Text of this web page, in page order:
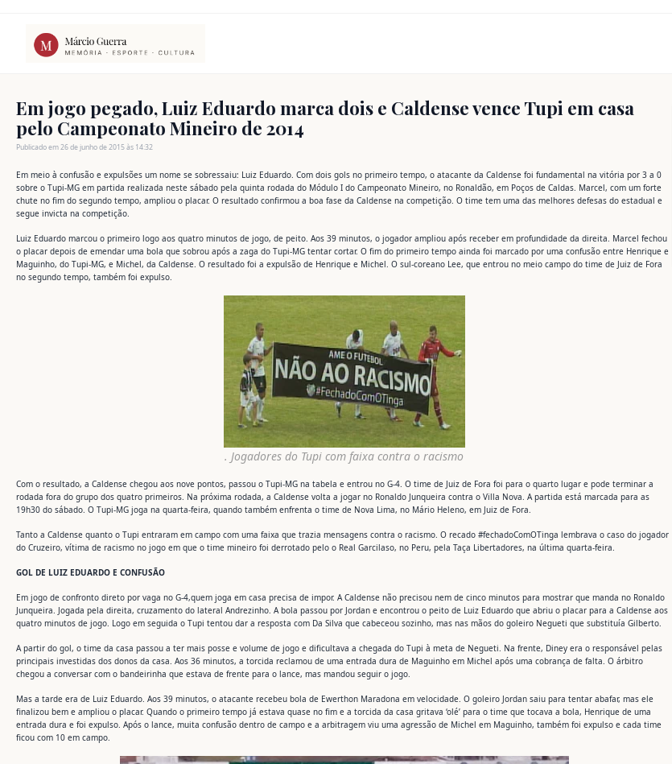
conteúdo
Em jogo pegado, Luiz Eduardo marca dois e Caldense vence Tupi em casa
pelo Campeonato Mineiro de 2014
Publicado em 26 de junho de 2015 às 14:32
Em meio à confusão e expulsões um nome se sobressaiu: Luiz Eduardo. Com dois gols no primeiro tempo, o atacante da Caldense foi fundamental na vitória por 3 a 0
sobre o Tupi-MG em partida realizada neste sábado pela quinta rodada do Módulo I do Campeonato Mineiro, no Ronaldão, em Poços de Caldas. Marcel, com um forte
chute no fim do segundo tempo, ampliou o placar. O resultado confirmou a boa fase da Caldense na competição. O time tem uma das melhores defesas do estadual e
segue invicta na competição.
Luiz Eduardo marcou o primeiro logo aos quatro minutos de jogo, de peito. Aos 39 minutos, o jogador ampliou após receber em profundidade da direita. Marcel fechou
o placar depois de emendar uma bola que sobrou após a zaga do Tupi-MG tentar cortar. O fim do primeiro tempo ainda foi marcado por uma confusão entre Henrique e
Maguinho, do Tupi-MG, e Michel, da Caldense. O resultado foi a expulsão de Henrique e Michel. O sul-coreano Lee, que entrou no meio campo do time de Juiz de Fora
no segundo tempo, também foi expulso.
. Jogadores do Tupi com faixa contra o racismo
Com o resultado, a Caldense chegou aos nove pontos, passou o Tupi-MG na tabela e entrou no G-4. O time de Juiz de Fora foi para o quarto lugar e pode terminar a
rodada fora do grupo dos quatro primeiros. Na próxima rodada, a Caldense volta a jogar no Ronaldo Junqueira contra o Villa Nova. A partida está marcada para as
19h30 do sábado. O Tupi-MG joga na quarta-feira, quando também enfrenta o time de Nova Lima, no Mário Heleno, em Juiz de Fora.
Tanto a Caldense quanto o Tupi entraram em campo com uma faixa que trazia mensagens contra o racismo. O recado #fechadoComOTinga lembrava o caso do jogador
do Cruzeiro, vítima de racismo no jogo em que o time mineiro foi derrotado pelo o Real Garcilaso, no Peru, pela Taça Libertadores, na última quarta-feira.
GOL DE LUIZ EDUARDO E CONFUSÃO
Em jogo de confronto direto por vaga no G-4,quem joga em casa precisa de impor. A Caldense não precisou nem de cinco minutos para mostrar que manda no Ronaldo
Junqueira. Jogada pela direita, cruzamento do lateral Andrezinho. A bola passou por Jordan e encontrou o peito de Luiz Eduardo que abriu o placar para a Caldense aos
quatro minutos de jogo. Logo em seguida o Tupi tentou dar a resposta com Da Silva que cabeceou sozinho, mas nas mãos do goleiro Negueti que substituía Gilberto.
A partir do gol, o time da casa passou a ter mais posse e volume de jogo e dificultava a chegada do Tupi à meta de Negueti. Na frente, Diney era o responsável pelas
principais investidas dos donos da casa. Aos 36 minutos, a torcida reclamou de uma entrada dura de Maguinho em Michel após uma cobrança de falta. O árbitro
chegou a conversar com o bandeirinha que estava de frente para o lance, mas mandou seguir o jogo.
Mas a tarde era de Luiz Eduardo. Aos 39 minutos, o atacante recebeu bola de Ewerthon Maradona em velocidade. O goleiro Jordan saiu para tentar abafar, mas ele
finalizou bem e ampliou o placar. Quando o primeiro tempo já estava quase no fim e a torcida da casa gritava ‘olé’ para o time que tocava a bola, Henrique de uma
entrada dura e foi expulso. Após o lance, muita confusão dentro de campo e a arbitragem viu uma agressão de Michel em Maguinho, também foi expulso e cada time
ficou com 10 em campo.